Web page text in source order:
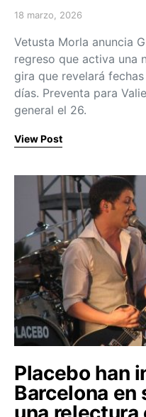
Posted on
18 marzo, 2026
Vetusta Morla anuncia
regreso que activa una
gira que revelará
días. Preventa para
general el 26.
View Post
Placebo han
Barcelona en